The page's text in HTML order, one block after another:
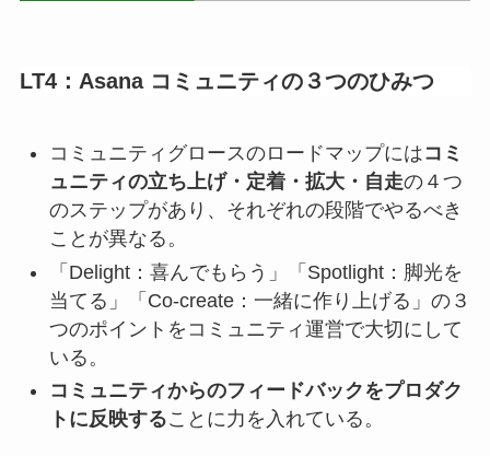
LT4： Asana コミュニティの３つのひみつ
コミュニティグロースのロードマップにはコミ
ュニティの立ち上げ・定着・拡大・自走の４つ
のステップがあり、それぞれの段階でやるべき
ことが異なる。
「Delight：喜んでもらう」「Spotlight：脚光を
当てる」「Co-create：一緒に作り上げる」の３
つのポイントをコミュニティ運営で大切にして
いる。
コミュニティからのフィードバックをプロダク
トに反映することに力を入れている。